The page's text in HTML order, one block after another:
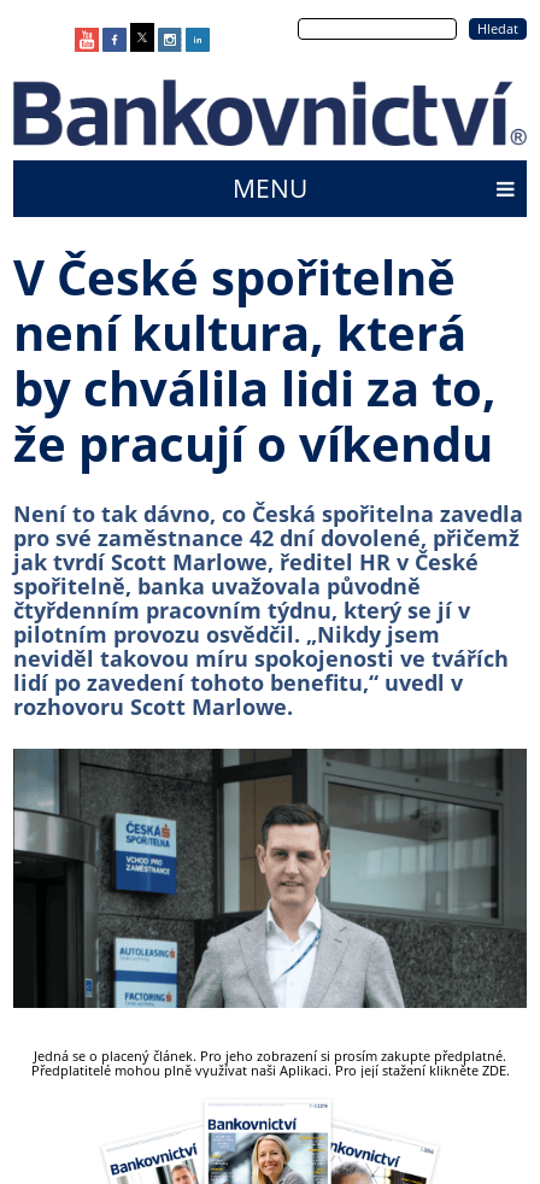
Hledat
menu
MENU
V České spořitelně
není kultura, která
by chválila lidi za to,
že pracují o víkendu
Není to tak dávno, co Česká spořitelna zavedla
pro své zaměstnance 42 dní dovolené, přičemž
jak tvrdí Scott Marlowe, ředitel HR v České
spořitelně, banka uvažovala původně
čtyřdenním pracovním týdnu, který se jí v
pilotním provozu osvědčil. „Nikdy jsem
neviděl takovou míru spokojenosti ve tvářích
lidí po zavedení tohoto benefitu,“ uvedl v
rozhovoru Scott Marlowe.
Jedná se o placený článek. Pro jeho zobrazení si prosím zakupte předplatné.
Předplatitelé mohou plně využívat naši Aplikaci. Pro její stažení klikněte ZDE.